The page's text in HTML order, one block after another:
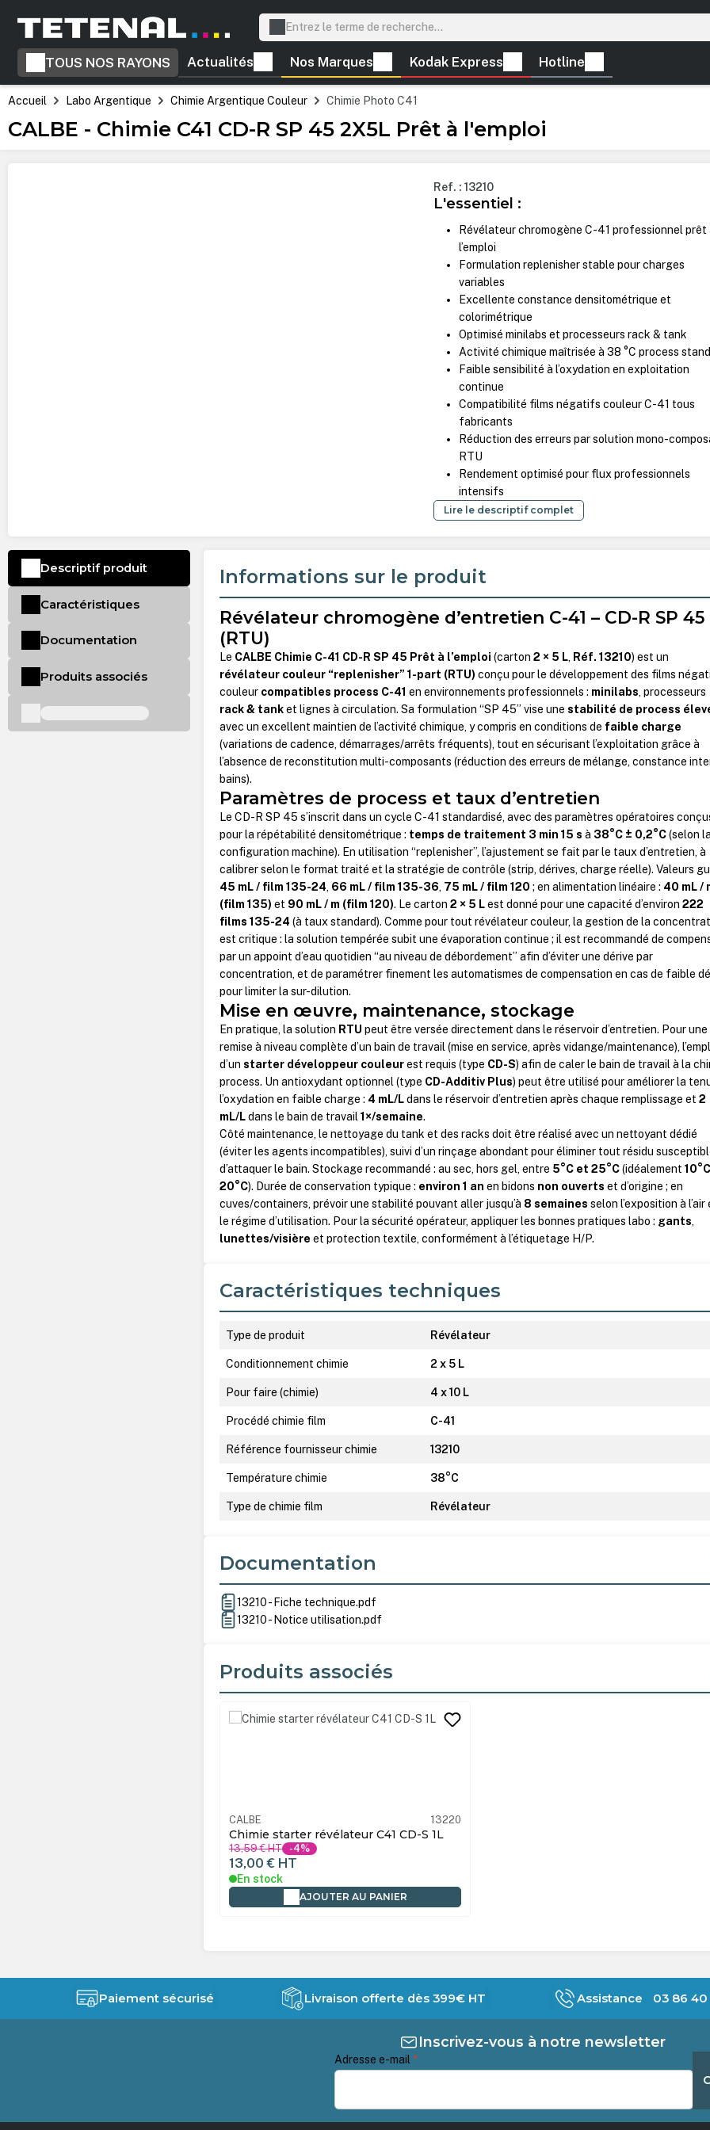
Passer à la navigation principale
TOUS NOS RAYONS Actualités Nos Marques Kodak Express Hotline
Accueil Labo Argentique Chimie Argentique Couleur Chimie Photo C41
CALBE - Chimie C41 CD-R SP 45 2X5L Prêt à l'emploi
Ref. : 13210
L'essentiel :
Révélateur chromogène C-41 professionnel prêt
l’emploi
Formulation replenisher stable pour charges
variables
Excellente constance densitométrique et
colorimétrique
Optimisé minilabs et processeurs rack & tank
Activité chimique maîtrisée à 38 °C process
Faible sensibilité à l’oxydation en exploitation
continue
Compatibilité films négatifs couleur C-41 tous
fabricants
Réduction des erreurs par solution mono-
RTU
Rendement optimisé pour flux professionnels
intensifs
Lire le descriptif complet
Informations sur le produit
Révélateur chromogène d’entretien C-41 – CD-R SP 45
(RTU)
Le CALBE Chimie C-41 CD-R SP 45 Prêt à l’emploi (carton2 × 5 L, Réf. 13210) est un
révélateur couleur “replenisher” 1-part (RTU) conçu pour le développement des films
couleur compatibles process C-41 en environnements professionnels : minilabs, processeurs
rack & tanket lignes à circulation. Sa formulation “SP 45” vise unestabilité de process
avec un excellent maintien de l’activité chimique, y compris en conditions de faible charge
(variations de cadence, démarrages/arrêts fréquents), tout en sécurisant l’exploitation grâce à
l’absence de reconstitution multi-composants (réduction des erreurs de mélange, constance
bains).
Paramètres de process et taux d’entretien
Le CD-R SP 45 s’inscrit dans un cycle C-41 standardisé, avec des paramètres opératoires
pour la répétabilité densitométrique : temps de traitement 3 min 15 s à 38°C ± 0,2°C(selon la
configuration machine). En utilisation “replenisher”, l’ajustement se fait par le taux d’entretien, à
calibrer selon le format traité et la stratégie de contrôle (strip, dérives, charge réelle). Valeurs
45 mL / film 135-24, 66 mL / film 135-36, 75 mL / film 120 ; en alimentation linéaire : 40 mL /
(film 135) et 90 mL / m (film 120). Le carton2 × 5 Lest donné pour une capacité d’environ222
films 135-24 (à taux standard). Comme pour tout révélateur couleur, la gestion de la
est critique : la solution tempérée subit une évaporation continue ; il est recommandé de
par un appoint d’eau quotidien “au niveau de débordement” afin d’éviter une dérive par
concentration, et de paramétrer finement les automatismes de compensation en cas de faible
pour limiter la sur-dilution.
Mise en œuvre, maintenance, stockage
En pratique, la solution RTU peut être versée directement dans le réservoir d’entretien. Pour une
remise à niveau complète d’un bain de travail (mise en service, après vidange/maintenance),
d’unstarter développeur couleurest requis (type CD-S) afin de caler le bain de travail à la
process. Un antioxydant optionnel (type CD-Additiv Plus) peut être utilisé pour améliorer la
l’oxydation en faible charge : 4 mL/Ldans le réservoir d’entretien après chaque remplissage et2
mL/Ldans le bain de travail1×/semaine.
Côté maintenance, le nettoyage du tank et des racks doit être réalisé avec un nettoyant dédié
(éviter les agents incompatibles), suivi d’un rinçage abondant pour éliminer tout résidu
d’attaquer le bain. Stockage recommandé : au sec, hors gel, entre 5°C et 25°C(idéalement
20°C). Durée de conservation typique : environ 1 an en bidons non ouverts et d’origine ; en
cuves/containers, prévoir une stabilité pouvant aller jusqu’à 8 semaines selon l’exposition à l’air
le régime d’utilisation. Pour la sécurité opérateur, appliquer les bonnes pratiques labo : gants,
lunettes/visière et protection textile, conformément à l’étiquetage H/P.
Caractéristiques techniques
Type de produit Révélateur
Conditionnement chimie 2 x 5 L
Pour faire (chimie) 4 x 10 L
Procédé chimie film C-41
Référence fournisseur chimie 13210
Température chimie 38°C
Type de chimie film Révélateur
Documentation
13210 - Fiche technique.pdf
13210 - Notice utilisation.pdf
Produits associés
Ignorer la galerie de produits
CALBE 13220
Chimie starter révélateur C41 CD-S 1L
13,59 €HT -4%
13,00 € HT
En stock
AJOUTER AU PANIER
Descriptif produit
Caractéristiques
Documentation
Produits associés
Paiement sécurisé Livraison offerte dès 399€ HT Assistance 03 86 40
Inscrivez-vous à notre newsletter
Adresse e-mail *